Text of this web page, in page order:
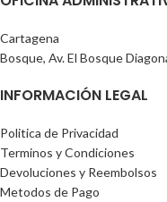
Cartagena
Bosque, Av. El Bosque
INFORMACIÓN LEGAL
Politica de Privacidad
Terminos y Condiciones
Devoluciones y Reembolsos
Metodos de Pago